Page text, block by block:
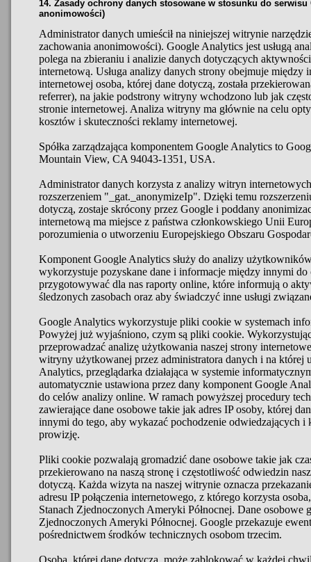
14. Zasady ochrony danych stosowane w stosunku do
anonimowości)
Administrator danych umieścił na niniejszej witrynie
zachowania anonimowości). Google Analytics jest usługą
polega na zbieraniu i analizie danych dotyczących
internetową. Usługa analizy danych strony obejmuje między
internetowej osoba, której dane dotyczą, została
referrer), na jakie podstrony witryny wchodzono lub jak
stronie internetowej. Analiza witryny ma głównie na celu
kosztów i skuteczności reklamy internetowej.
Spółka zarządzająca komponentem Google Analytics to
Mountain View, CA 94043-1351, USA.
Administrator danych korzysta z analizy witryn
rozszerzeniem "_gat._anonymizeIp". Dzięki temu
dotyczą, zostaje skrócony przez Google i poddany
internetową ma miejsce z państwa członkowskiego Unii
porozumienia o utworzeniu Europejskiego Obszaru
Komponent Google Analytics służy do analizy
wykorzystuje pozyskane dane i informacje między innymi
przygotowywać dla nas raporty online, które informują o
śledzonych zasobach oraz aby świadczyć inne usługi
Google Analytics wykorzystuje pliki cookie w systemach
Powyżej już wyjaśniono, czym są pliki cookie.
przeprowadzać analizę użytkowania naszej strony
witryny użytkowanej przez administratora danych i na której
Analytics, przeglądarka działająca w systemie
automatycznie ustawiona przez dany komponent Google
do celów analizy online. W ramach powyższej procedury
zawierające dane osobowe takie jak adres IP osoby, której
innymi do tego, aby wykazać pochodzenie odwiedzających
prowizję.
Pliki cookie pozwalają gromadzić dane osobowe takie jak
przekierowano na naszą stronę i częstotliwość odwiedzin
dotyczą. Każda wizyta na naszej witrynie oznacza
adresu IP połączenia internetowego, z którego korzysta
Stanach Zjednoczonych Ameryki Północnej. Dane osobowe
Zjednoczonych Ameryki Północnej. Google przekazuje
pośrednictwem środków technicznych osobom trzecim.